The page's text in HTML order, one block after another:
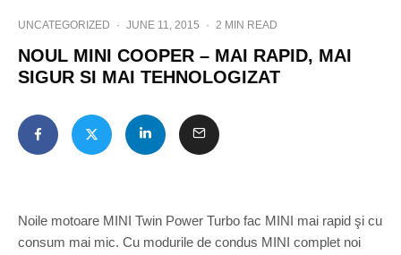
UNCATEGORIZED · JUNE 11, 2015 · 2 MIN READ
NOUL MINI COOPER – MAI RAPID, MAI
SIGUR SI MAI TEHNOLOGIZAT
Noile motoare MINI Twin Power Turbo fac MINI mai rapid şi cu
consum mai mic. Cu modurile de condus MINI complet noi